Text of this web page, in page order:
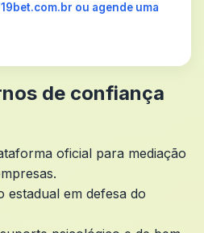
ou agende uma
de confiança
oficial para mediação
estadual em defesa do